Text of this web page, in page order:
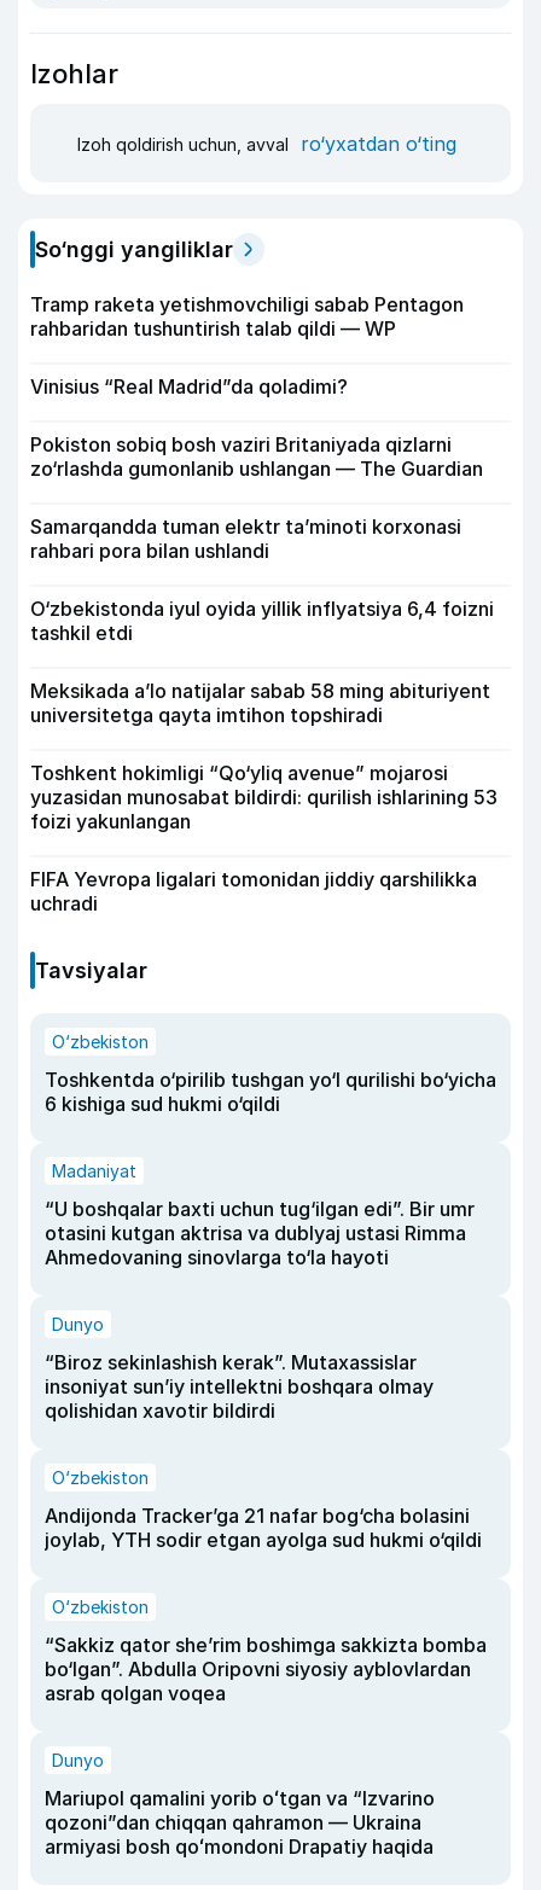
Izohlar
Izoh qoldirish uchun, avval ro‘yxatdan o‘ting
So‘nggi yangiliklar
Tramp raketa yetishmovchiligi sabab Pentagon
rahbaridan tushuntirish talab qildi — WP
Vinisius “Real Madrid”da qoladimi?
Pokiston sobiq bosh vaziri Britaniyada qizlarni
zo‘rlashda gumonlanib ushlangan — The Guardian
Samarqandda tuman elektr ta’minoti korxonasi
rahbari pora bilan ushlandi
O‘zbekistonda iyul oyida yillik inflyatsiya 6,4 foizni
tashkil etdi
Meksikada a’lo natijalar sabab 58 ming abituriyent
universitetga qayta imtihon topshiradi
Toshkent hokimligi “Qo‘yliq avenue” mojarosi
yuzasidan munosabat bildirdi: qurilish ishlarining 53
foizi yakunlangan
FIFA Yevropa ligalari tomonidan jiddiy qarshilikka
uchradi
Tavsiyalar
O‘zbekiston
Toshkentda o‘pirilib tushgan yo‘l qurilishi bo‘yicha
6 kishiga sud hukmi o‘qildi
Madaniyat
“U boshqalar baxti uchun tug‘ilgan edi”. Bir umr
otasini kutgan aktrisa va dublyaj ustasi Rimma
Ahmedovaning sinovlarga to‘la hayoti
Dunyo
“Biroz sekinlashish kerak”. Mutaxassislar
insoniyat sun’iy intellektni boshqara olmay
qolishidan xavotir bildirdi
O‘zbekiston
Andijonda Tracker’ga 21 nafar bog‘cha bolasini
joylab, YTH sodir etgan ayolga sud hukmi o‘qildi
O‘zbekiston
“Sakkiz qator she’rim boshimga sakkizta bomba
bo‘lgan”. Abdulla Oripovni siyosiy ayblovlardan
asrab qolgan voqea
Dunyo
Mariupol qamalini yorib oʻtgan va “Izvarino
qozoni”dan chiqqan qahramon — Ukraina
armiyasi bosh qoʻmondoni Drapatiy haqida